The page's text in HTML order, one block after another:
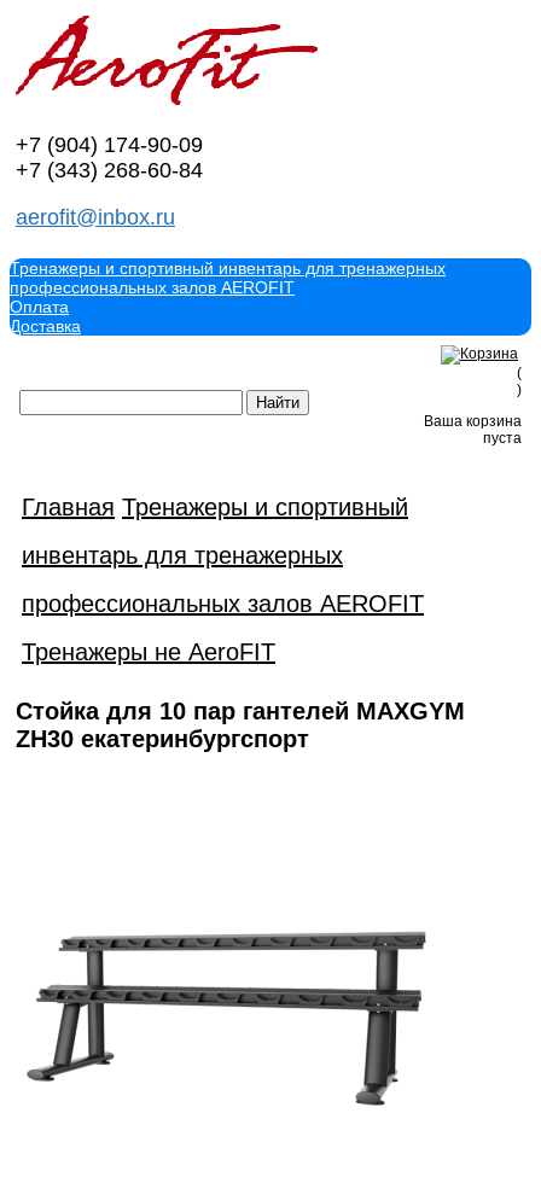
+7 (904) 174-90-09
+7 (343) 268-60-84
aerofit@inbox.ru
Тренажеры и спортивный инвентарь для тренажерных
профессиональных залов AEROFIT
Оплата
Доставка
(
)
Ваша корзина
пуста
Главная Тренажеры и спортивный
инвентарь для тренажерных
профессиональных залов AEROFIT
Тренажеры не AeroFIT
Стойка для 10 пар гантелей MAXGYM
ZH30 екатеринбургспорт